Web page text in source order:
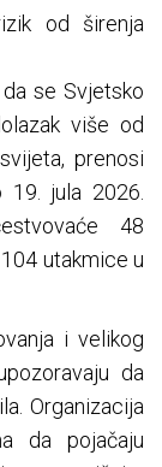
od širenja
se Svjetsko
više od
prenosi
19. jula 2026.
48
utakmice u
i velikog
da
Organizacija
da pojačaju